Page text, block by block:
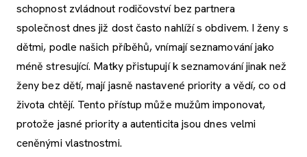
schopnost zvládnout rodičovství bez partnera
společnost dnes již dost často nahlíží s obdivem. I ženy s
dětmi, podle našich příběhů, vnímají seznamování jako
méně stresující. Matky přistupují k seznamování jinak než
ženy bez dětí, mají jasně nastavené priority a vědí, co od
života chtějí. Tento přístup může mužům imponovat,
protože jasné priority a autenticita jsou dnes velmi
ceněnými vlastnostmi.